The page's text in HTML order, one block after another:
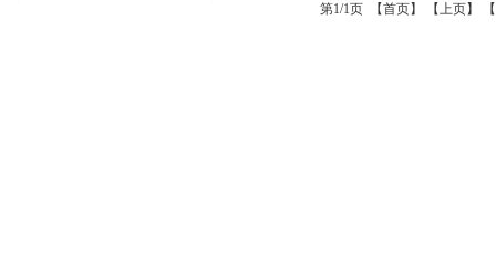
第1/1页 【首页】 【上页】